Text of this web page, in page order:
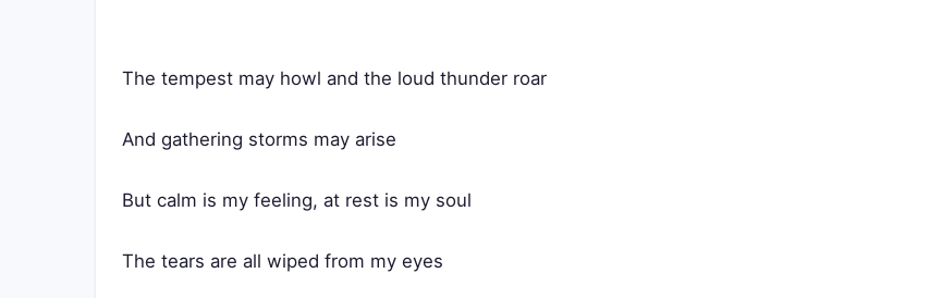
The tempest may howl and the loud thunder roar
And gathering storms may arise
But calm is my feeling, at rest is my soul
The tears are all wiped from my eyes